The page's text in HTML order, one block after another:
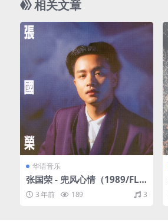
相关文章
华语音乐
张国荣 - 兜风心情（1989/FLA
C/分轨/261M）
3 年前 189 3